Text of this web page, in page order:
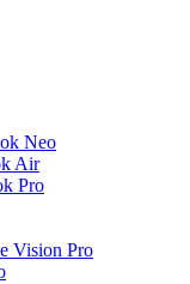
Neo
Air
Pro
Vision Pro